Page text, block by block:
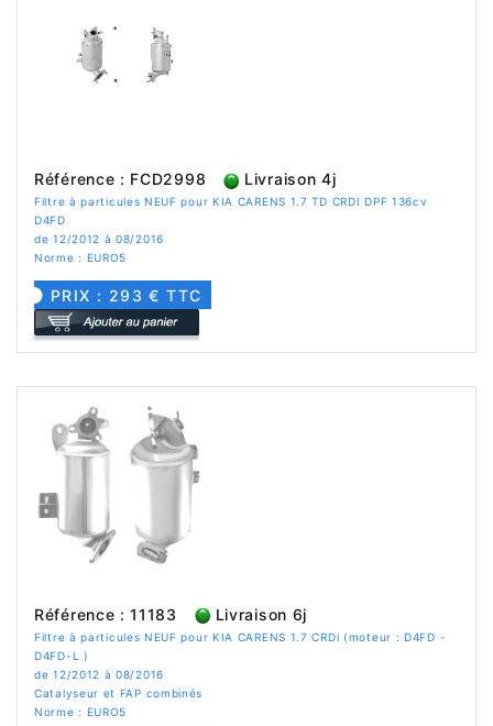
Référence : FCD2998 Livraison 4j
Filtre à particules NEUF pour KIA CARENS 1.7 TD CRDI DPF 136cv
D4FD
de 12/2012 à 08/2016
Norme : EURO5
PRIX : 293 € TTC
Référence : 11183 Livraison 6j
Filtre à particules NEUF pour KIA CARENS 1.7 CRDi (moteur : D4FD -
D4FD-L )
de 12/2012 à 08/2016
Catalyseur et FAP combinés
Norme : EURO5